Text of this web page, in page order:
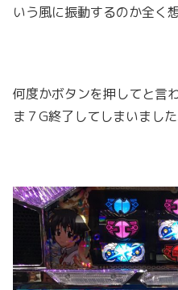
いう風に振動するのか全く
何度かボタンを押してと言
ま７G終了してしまいました